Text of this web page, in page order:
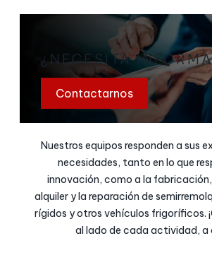
¿NECESITA
Contactarnos
Nuestros equipos responden a sus
necesidades, tanto en lo que
innovación, como a la
alquiler y la reparación de
rígidos y otros vehículos frigoríficos.
al lado de cada actividad, a